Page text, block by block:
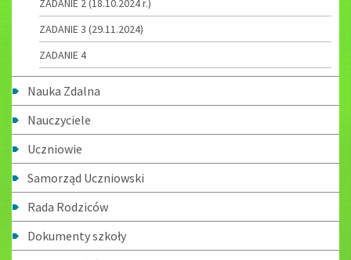
ZADANIE 2 (18.10.2024 r.)
ZADANIE 3 (29.11.2024)
ZADANIE 4
Nauka Zdalna
Nauczyciele
Uczniowie
Samorząd Uczniowski
Rada Rodziców
Dokumenty szkoły